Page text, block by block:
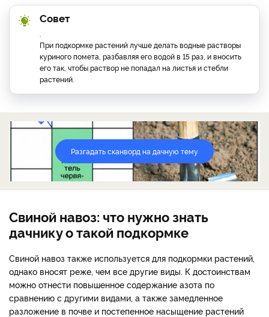
Совет
При подкормке растений лучше делать водные растворы
куриного помета, разбавляя его водой в 15 раз, и вносить
его так, чтобы раствор не попадал на листья и стебли
растений.
Разгадать сканворд на дачную тему
Свиной навоз: что нужно знать
дачнику о такой подкормке
Свиной навоз также используется для подкормки растений,
однако вносят реже, чем все другие виды. К достоинствам
можно отнести повышенное содержание азота по
сравнению с другими видами, а также замедленное
разложение в почве и постепенное насыщение растений